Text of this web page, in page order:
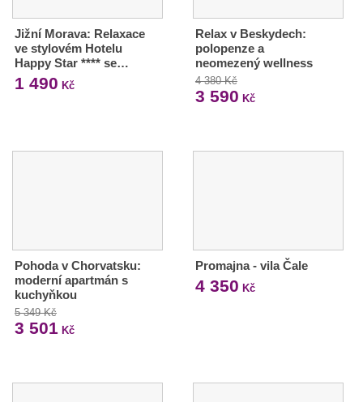
Jižní Morava: Relaxace
ve stylovém Hotelu
Happy Star **** se…
1 490 Kč
Relax v Beskydech:
polopenze a
neomezený wellness
4 380 Kč
3 590 Kč
Pohoda v Chorvatsku:
moderní apartmán s
kuchyňkou
5 349 Kč
3 501 Kč
Promajna - vila Čale
4 350 Kč